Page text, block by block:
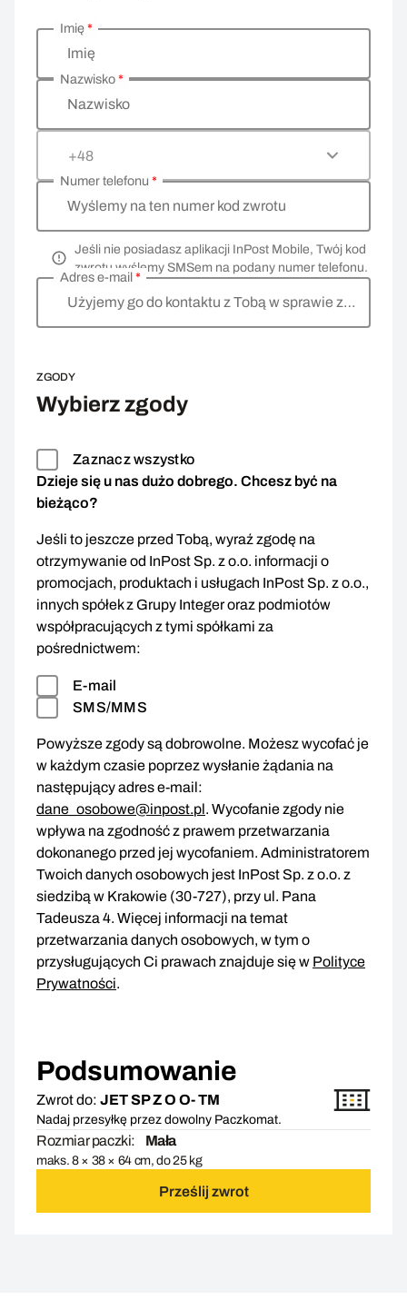
Wprowadź swoje dane osobowe
Imię
Imię*
Nazwisko
Nazwisko*
+48
Wyślemy na ten numer kod zwrotu
Numer telefonu *
Jeśli nie posiadasz aplikacji InPost Mobile, Twój kod
zwrotu wyślemy SMSem na podany numer telefonu.
Użyjemy go do kontaktu z Tobą w sprawie zwrotu
Adres e-mail *
ZGODY
Wybierz zgody
Zaznacz wszystko
Dzieje się u nas dużo dobrego. Chcesz być na
bieżąco?
Jeśli to jeszcze przed Tobą, wyraź zgodę na
otrzymywanie od InPost Sp. z o.o. informacji o
promocjach, produktach i usługach InPost Sp. z o.o.,
innych spółek z Grupy Integer oraz podmiotów
współpracujących z tymi spółkami za
pośrednictwem:
E-mail
SMS/MMS
Powyższe zgody są dobrowolne. Możesz wycofać je
w każdym czasie poprzez wysłanie żądania na
następujący adres e-mail:
dane_osobowe@inpost.pl. Wycofanie zgody nie
wpływa na zgodność z prawem przetwarzania
dokonanego przed jej wycofaniem. Administratorem
Twoich danych osobowych jest InPost Sp. z o.o. z
siedzibą w Krakowie (30-727), przy ul. Pana
Tadeusza 4. Więcej informacji na temat
przetwarzania danych osobowych, w tym o
przysługujących Ci prawach znajduje się w Polityce
Prywatności.
Podsumowanie
Zwrot do: JET SP Z O O- TM
Nadaj przesyłkę przez dowolny Paczkomat.
Rozmiar paczki: Mała
maks. 8 × 38 × 64 cm, do 25 kg
Prześlij zwrot